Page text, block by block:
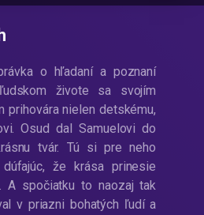
o hľadaní a poznaní
živote sa svojím
nielen detskému,
Osud dal Samuelovi do
tvár. Tú si pre neho
že krása prinesie
A spočiatku to naozaj tak
v priazni bohatých ľudí a